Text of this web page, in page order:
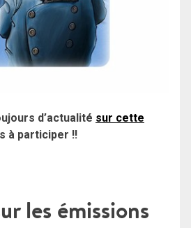
d’actualité sur cette
à participer !!
les émissions